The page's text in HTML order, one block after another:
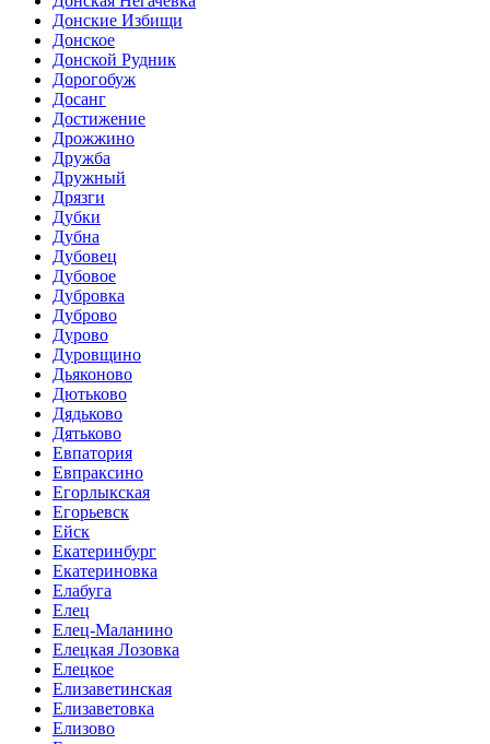
Донские Избищи
Донское
Донской Рудник
Дорогобуж
Досанг
Достижение
Дрожжино
Дружба
Дружный
Дрязги
Дубки
Дубна
Дубовец
Дубовое
Дубровка
Дуброво
Дурово
Дуровщино
Дьяконово
Дютьково
Дядьково
Дятьково
Евпатория
Евпраксино
Егорлыкская
Егорьевск
Ейск
Екатеринбург
Екатериновка
Елабуга
Елец
Елец-Маланино
Елецкая Лозовка
Елецкое
Елизаветинская
Елизаветовка
Елизово